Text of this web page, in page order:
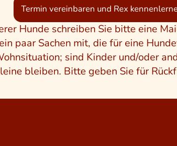
Termin vereinbaren und Rex
Hunde schreiben Sie bitte eine
paar Sachen mit, die für eine
sind Kinder und/oder
bleiben. Bitte geben Sie für